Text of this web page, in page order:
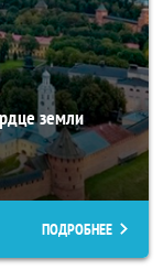
земли
ПОДРОБНЕЕ